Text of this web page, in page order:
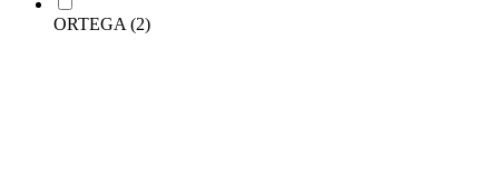
ORTEGA (2)